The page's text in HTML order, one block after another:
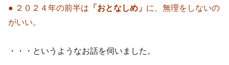
● ２０２４年の前半は 「おとなしめ」 に、無理をしないの
がいい。
・・・というようなお話を伺いました。